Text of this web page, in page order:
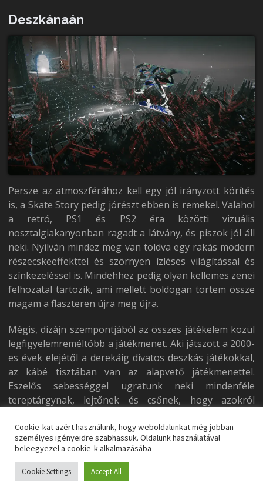
Deszkánaán
Persze az atmoszférához kell egy jól irányzott körítés
is, a Skate Story pedig jórészt ebben is remekel. Valahol
a retró, PS1 és PS2 éra közötti vizuális
nosztalgiakanyonban ragadt a látvány, és piszok jól áll
neki. Nyilván mindez meg van toldva egy rakás modern
részecskeeffekttel és szörnyen ízléses világítással és
színkezeléssel is. Mindehhez pedig olyan kellemes zenei
felhozatal tartozik, ami mellett boldogan törtem össze
magam a flaszteren újra meg újra.
Mégis, dizájn szempontjából az összes játékelem közül
legfigyelemreméltóbb a játékmenet. Aki játszott a 2000-
es évek elejétől a derekáig divatos deszkás játékokkal,
az kábé tisztában van az alapvető játékmenettel.
Eszelős sebességgel ugratunk neki mindenféle
tereptárgynak, lejtőnek és csőnek, hogy azokról
nyomjunk a levegőben. Ezeknek a kivitelezése ráadásul
kifejezetten intuitív. A végrehajtáshoz egyetlen gombra
van szükségünk, amit egy másodlagos gombbal tudunk
variálni. Fontos azonban az időzítés is, hogyan veszünk
lendületet, milyen sebességgel és milyen magasról
Cookie-kat azért használunk, hogy weboldalunkat még jobban
személyes igényeidre szabhassuk. Oldalunk használatával
beleegyezel a cookie-k alkalmazásába
Cookie Settings Accept All